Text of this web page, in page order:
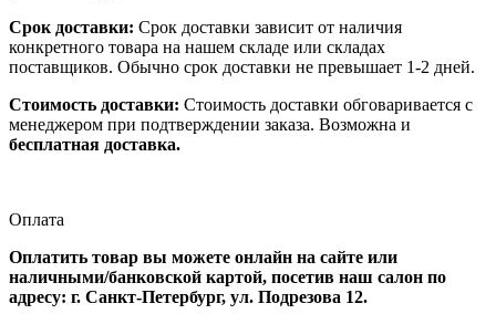
Срок доставки: Срок доставки зависит от наличия
конкретного товара на нашем складе или складах
поставщиков. Обычно срок доставки не превышает 1-2 дней.
Стоимость доставки: Стоимость доставки обговаривается с
менеджером при подтверждении заказа. Возможна и
бесплатная доставка.
Оплата
Оплатить товар вы можете онлайн на сайте или
наличными/банковской картой, посетив наш салон по
адресу: г. Санкт-Петербург, ул. Подрезова 12.